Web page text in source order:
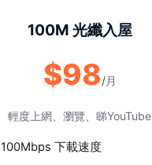
100M 光纖入屋
$98/月
輕度上網、瀏覽、睇YouTube
100Mbps 下載速度